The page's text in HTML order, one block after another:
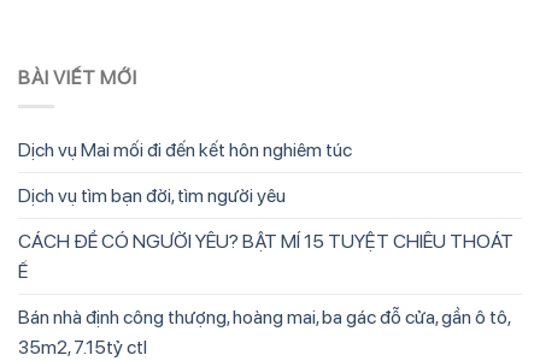
BÀI VIẾT MỚI
Dịch vụ Mai mối đi đến kết hôn nghiêm túc
Dịch vụ tìm bạn đời, tìm người yêu
CÁCH ĐỂ CÓ NGƯỜI YÊU? BẬT MÍ 15 TUYỆT CHIÊU THOÁT
Ế
Bán nhà định công thượng, hoàng mai, ba gác đỗ cửa, gần ô tô,
35m2, 7.15tỷ ctl